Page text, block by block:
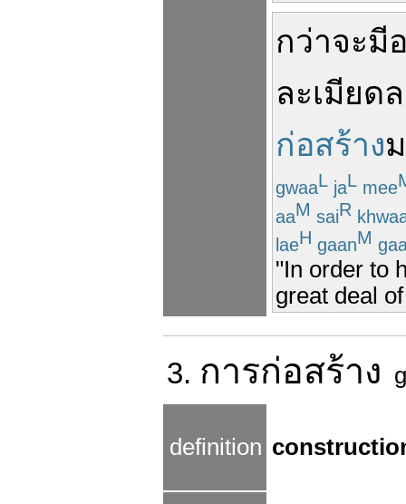
กว่าจะมี
ละเมียด
ก่อสร้าง
gwaaL jaL mee
aaM saiR
laeH gaanM
"In order to
great deal
3. การก่อสร้าง
definition